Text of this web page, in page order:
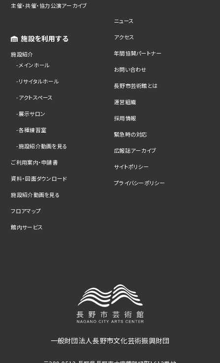
主催・共催・協力公演アーカイブ
施設を利用する
施設紹介
メインホール
リサイタルホール
アクトスペース
展示サロン
各種練習室
施設紹介動画を見る
ご利用案内・申請書
資料・図面ダウンロード
施設紹介動画を見る
フロアマップ
館内サービス
ニュース
アクセス
年間協賛パートナー
お問い合わせ
長野市芸術館とは
運営組織
採用情報
緊急時の対応
広報誌アーカイブ
サイトポリシー
プライバシーポリシー
一般財団法人長野市文化芸術振興財団